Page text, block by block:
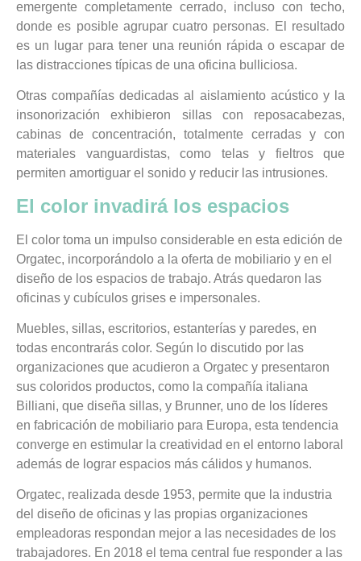
emergente completamente cerrado, incluso con techo,
donde es posible agrupar cuatro personas. El resultado
es un lugar para tener una reunión rápida o escapar de
las distracciones típicas de una oficina bulliciosa.
Otras compañías dedicadas al aislamiento acústico y la
insonorización exhibieron sillas con reposacabezas,
cabinas de concentración, totalmente cerradas y con
materiales vanguardistas, como telas y fieltros que
permiten amortiguar el sonido y reducir las intrusiones.
El color invadirá los espacios
El color toma un impulso considerable en esta edición de
Orgatec, incorporándolo a la oferta de mobiliario y en el
diseño de los espacios de trabajo. Atrás quedaron las
oficinas y cubículos grises e impersonales.
Muebles, sillas, escritorios, estanterías y paredes, en
todas encontrarás color. Según lo discutido por las
organizaciones que acudieron a Orgatec y presentaron
sus coloridos productos, como la compañía italiana
Billiani, que diseña sillas, y Brunner, uno de los líderes
en fabricación de mobiliario para Europa, esta tendencia
converge en estimular la creatividad en el entorno laboral
además de lograr espacios más cálidos y humanos.
Orgatec, realizada desde 1953, permite que la industria
del diseño de oficinas y las propias organizaciones
empleadoras respondan mejor a las necesidades de los
trabajadores. En 2018 el tema central fue responder a las